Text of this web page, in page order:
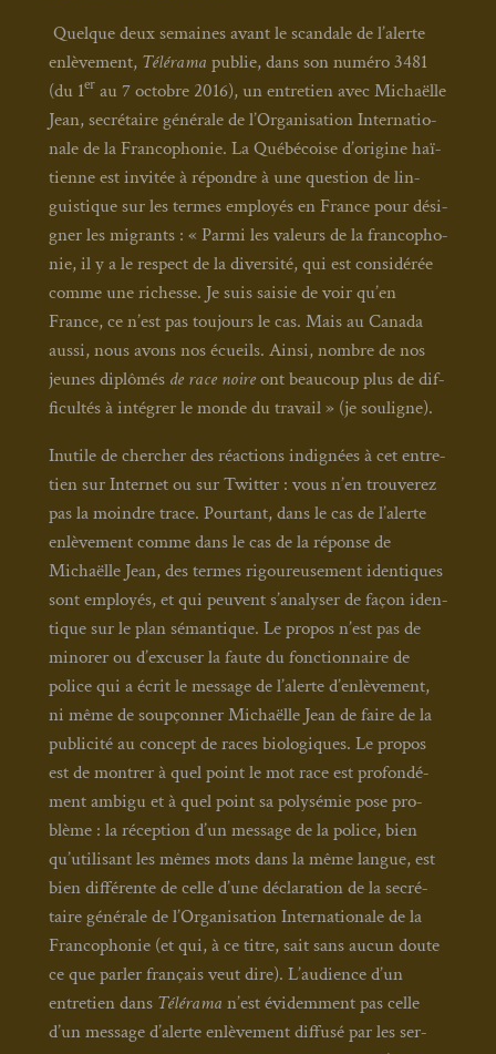
Quelque deux semaines avant le scan­dale de l’alerte
enlè­ve­ment, Télé­ra­mapublie, dans son numé­ro 3481
(du 1er au 7 octobre 2016), un entre­tien avec Michaëlle
Jean, secré­taire géné­rale de l’Organisation Inter­na­tio­
nale de la Fran­co­pho­nie. La Qué­bé­coise d’origine haï­
tienne est invi­tée à répondre à une ques­tion de lin­
guis­tique sur les termes employés en France pour dési­
gner les migrants : « Par­mi les valeurs de la fran­co­pho­
nie, il y a le res­pect de la diver­si­té, qui est consi­dé­rée
comme une richesse. Je suis sai­sie de voir qu’en
France, ce n’est pas tou­jours le cas. Mais au Cana­da
aus­si, nous avons nos écueils. Ain­si, nombre de nos
jeunes diplô­més de race noireont beau­coup plus de dif­
fi­cul­tés à inté­grer le monde du tra­vail » (je sou­ligne).
Inutile de cher­cher des réac­tions indi­gnées à cet entre­
tien sur Inter­net ou sur Twit­ter : vous n’en trou­ve­rez
pas la moindre trace. Pour­tant, dans le cas de l’alerte
enlè­ve­ment comme dans le cas de la réponse de
Michaëlle Jean, des termes rigou­reu­se­ment iden­tiques
sont employés, et qui peuvent s’analyser de façon iden­
tique sur le plan séman­tique. Le pro­pos n’est pas de
mino­rer ou d’excuser la faute du fonc­tion­naire de
police qui a écrit le mes­sage de l’alerte d’enlèvement,
ni même de soup­çon­ner Michaëlle Jean de faire de la
publi­ci­té au concept de races bio­lo­giques. Le pro­pos
est de mon­trer à quel point le mot race est pro­fon­dé­
ment ambi­gu et à quel point sa poly­sé­mie pose pro­
blème : la récep­tion d’un mes­sage de la police, bien
qu’utilisant les mêmes mots dans la même langue, est
bien dif­fé­rente de celle d’une décla­ra­tion de la secré­
taire géné­rale de l’Organisation Inter­na­tio­nale de la
Fran­co­pho­nie (et qui, à ce titre, sait sans aucun doute
ce que par­ler fran­çais veut dire). L’audience d’un
entre­tien dans Télé­ra­man’est évi­dem­ment pas celle
d’un mes­sage d’alerte enlè­ve­ment dif­fu­sé par les ser­